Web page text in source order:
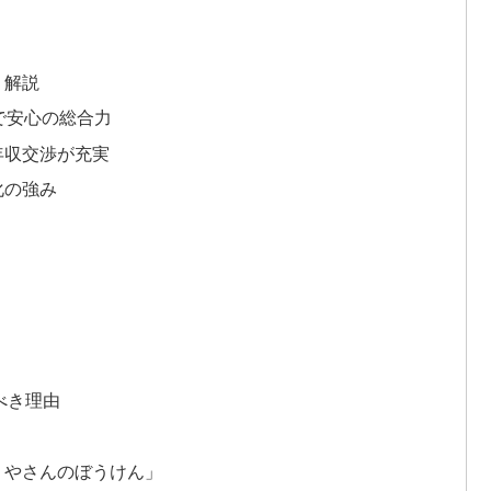
説
心の総合力
交渉が充実
強み
き理由
さんのぼうけん」